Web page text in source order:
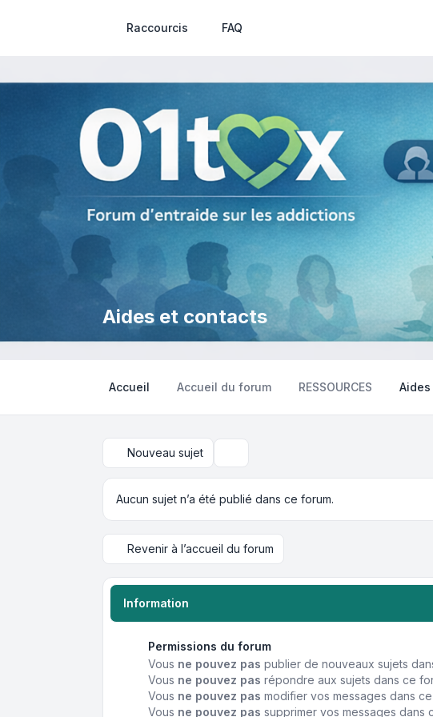
Raccourcis FAQ
Aides et contacts
Accueil Accueil du forum RESSOURCES
Nouveau sujet
Aucun sujet n’a été publié dans ce forum.
Revenir à l’accueil du forum
Information
Permissions du forum
Vous ne pouvez pas publier de nouveaux sujets
Vous ne pouvez pas répondre aux sujets dans ce
Vous ne pouvez pas modifier vos messages dans
Vous ne pouvez pas supprimer vos messages dans